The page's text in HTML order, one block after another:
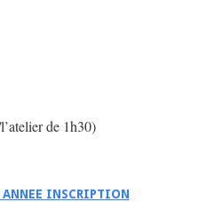
de 1h30)
ANNEE INSCRIPTION